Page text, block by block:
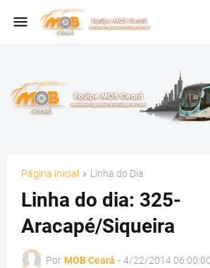
Página inicial Linha do Dia
Linha do dia: 325-
Aracapé/Siqueira
Por MOB Ceará - 4/22/2014